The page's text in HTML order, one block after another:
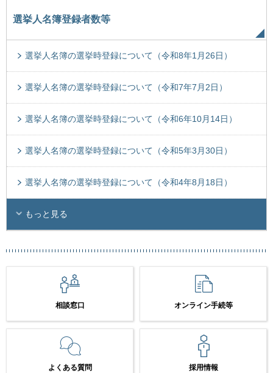
選挙人名簿登録者数等
選挙人名簿の選挙時登録について（令和8年1月26日）
選挙人名簿の選挙時登録について（令和7年7月2日）
選挙人名簿の選挙時登録について（令和6年10月14日）
選挙人名簿の選挙時登録について（令和5年3月30日）
選挙人名簿の選挙時登録について（令和4年8月18日）
もっと見る
相談窓口 オンライン手続等
よくある質問 採用情報